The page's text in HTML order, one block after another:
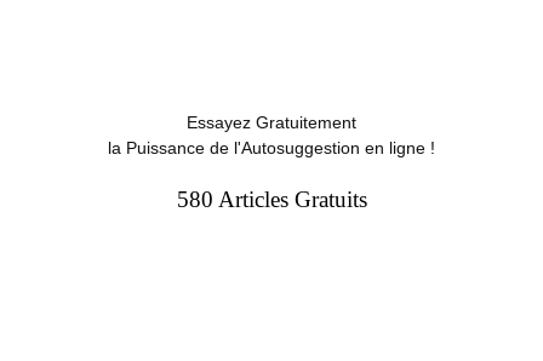
Essayez Gratuitement
la Puissance de l'Autosuggestion en ligne !
580 Articles Gratuits